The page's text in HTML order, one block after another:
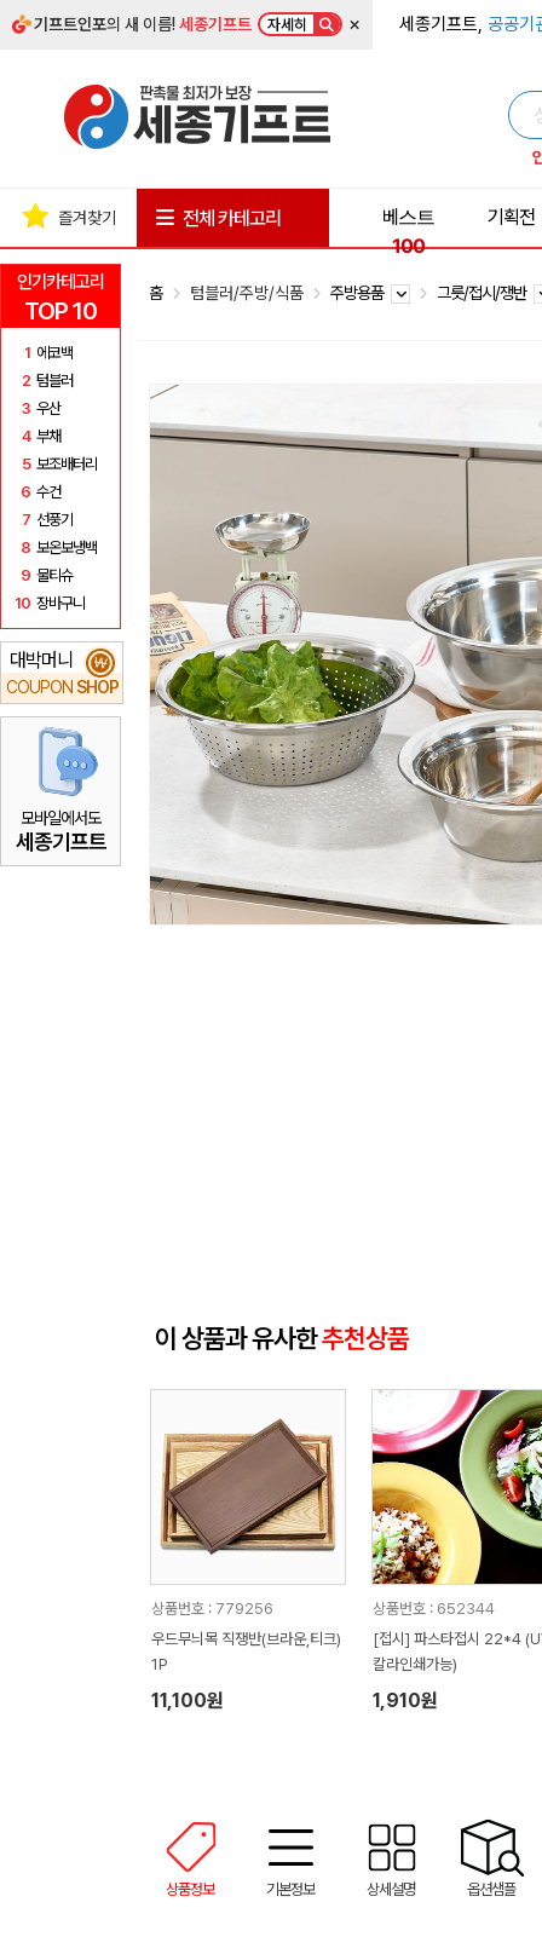
기프트인포의 새 이름!세종기프트 자세히 × 세종기프트, 공공기
인기카테고리
TOP 10
1 에코백
2 텀블러
3 우산
4 부채
5 보조배터리
6 수건
7 선풍기
8 보온보냉백
9 물티슈
10 장바구니
대박머니
COUPON SHOP
₩
모바일에서도
세종기프트
즐겨찾기 전체 카테고리
베스트
100
기획전
홈 텀블러/주방/식품 주방용품 그릇/접시/쟁반
이 상품과 유사한추천상품
상품번호 : 779256
우드무늬목 직쟁반(브라운,티크)
1P
11,100원
상품번호 : 652344
[접시] 파스타접시 22*4
칼라인쇄가능)
1,910원
상품정보 기본정보 상세설명 옵션샘플